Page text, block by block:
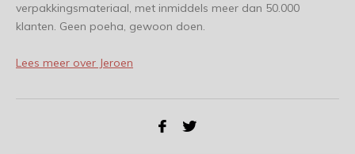
verpakkingsmateriaal, met inmiddels meer dan 50.000
klanten. Geen poeha, gewoon doen.
Lees meer over Jeroen